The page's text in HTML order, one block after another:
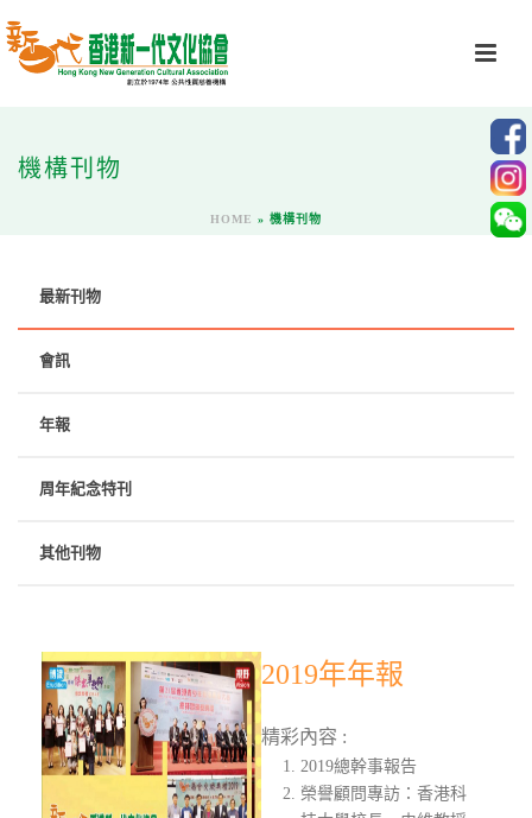
機構刊物
HOME » 機構刊物
最新刊物
會訊
年報
周年紀念特刊
其他刊物
2019年年報
精彩內容 :
2019總幹事報告
榮譽顧問專訪：香港科